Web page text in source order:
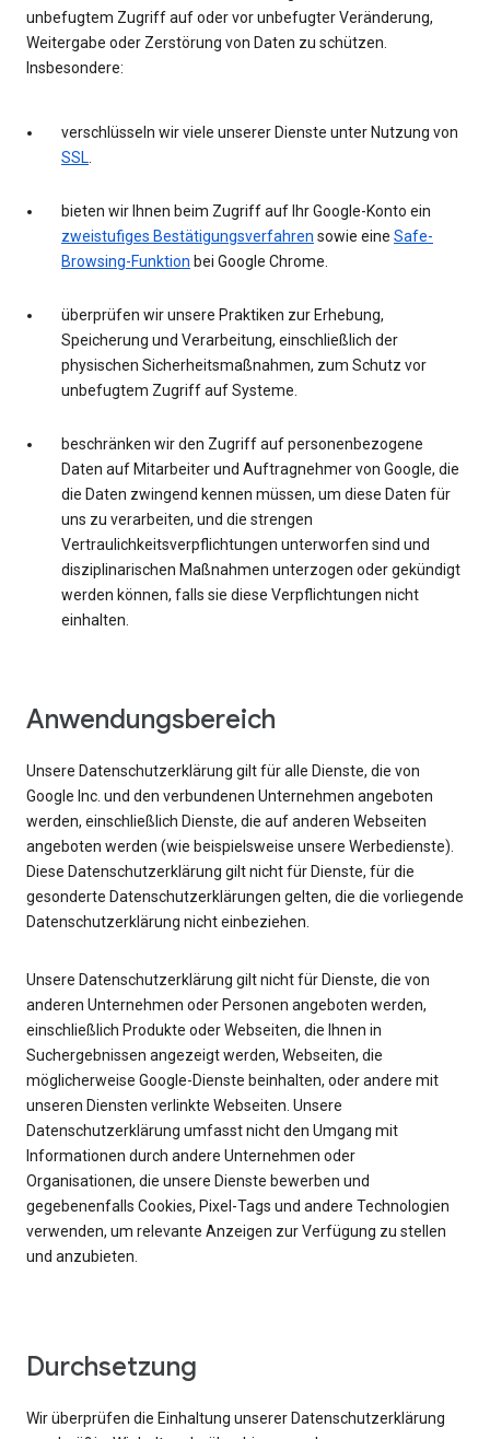
unbefugtem Zugriff auf oder vor unbefugter Veränderung,
Weitergabe oder Zerstörung von Daten zu schützen.
Insbesondere:
verschlüsseln wir viele unserer Dienste unter Nutzung von
SSL.
bieten wir Ihnen beim Zugriff auf Ihr Google-Konto ein
zweistufiges Bestätigungsverfahren sowie eine Safe-
Browsing-Funktion bei Google Chrome.
überprüfen wir unsere Praktiken zur Erhebung,
Speicherung und Verarbeitung, einschließlich der
physischen Sicherheitsmaßnahmen, zum Schutz vor
unbefugtem Zugriff auf Systeme.
beschränken wir den Zugriff auf personenbezogene
Daten auf Mitarbeiter und Auftragnehmer von Google, die
die Daten zwingend kennen müssen, um diese Daten für
uns zu verarbeiten, und die strengen
Vertraulichkeitsverpflichtungen unterworfen sind und
disziplinarischen Maßnahmen unterzogen oder gekündigt
werden können, falls sie diese Verpflichtungen nicht
einhalten.
Anwendungsbereich
Unsere Datenschutzerklärung gilt für alle Dienste, die von
Google Inc. und den verbundenen Unternehmen angeboten
werden, einschließlich Dienste, die auf anderen Webseiten
angeboten werden (wie beispielsweise unsere Werbedienste).
Diese Datenschutzerklärung gilt nicht für Dienste, für die
gesonderte Datenschutzerklärungen gelten, die die vorliegende
Datenschutzerklärung nicht einbeziehen.
Unsere Datenschutzerklärung gilt nicht für Dienste, die von
anderen Unternehmen oder Personen angeboten werden,
einschließlich Produkte oder Webseiten, die Ihnen in
Suchergebnissen angezeigt werden, Webseiten, die
möglicherweise Google-Dienste beinhalten, oder andere mit
unseren Diensten verlinkte Webseiten. Unsere
Datenschutzerklärung umfasst nicht den Umgang mit
Informationen durch andere Unternehmen oder
Organisationen, die unsere Dienste bewerben und
gegebenenfalls Cookies, Pixel-Tags und andere Technologien
verwenden, um relevante Anzeigen zur Verfügung zu stellen
und anzubieten.
Durchsetzung
Wir überprüfen die Einhaltung unserer Datenschutzerklärung